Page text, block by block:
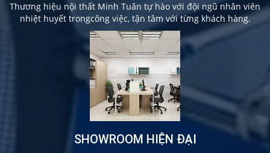
Thương hiệu nội thất Minh Tuân tự hào với đội ngũ nhân viên
nhiệt huyết trongcông việc, tận tâm với từng khách hàng.
SHOWROOM HIỆN ĐẠI